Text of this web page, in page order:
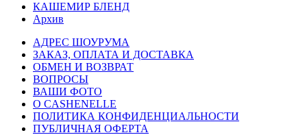
КАШЕМИР БЛЕНД
Архив
АДРЕС ШОУРУМА
ЗАКАЗ, ОПЛАТА И ДОСТАВКА
ОБМЕН И ВОЗВРАТ
ВОПРОСЫ
ВАШИ ФОТО
О CASHENELLE
ПОЛИТИКА КОНФИДЕНЦИАЛЬНОСТИ
ПУБЛИЧНАЯ ОФЕРТА